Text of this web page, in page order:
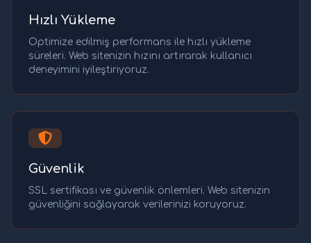
Hızlı Yükleme
Optimize edilmiş performans ile hızlı yükleme
süreleri. Web sitenizin hızını artırarak kullanıcı
deneyimini iyileştiriyoruz.
Güvenlik
SSL sertifikası ve güvenlik önlemleri. Web sitenizin
güvenliğini sağlayarak verilerinizi koruyoruz.